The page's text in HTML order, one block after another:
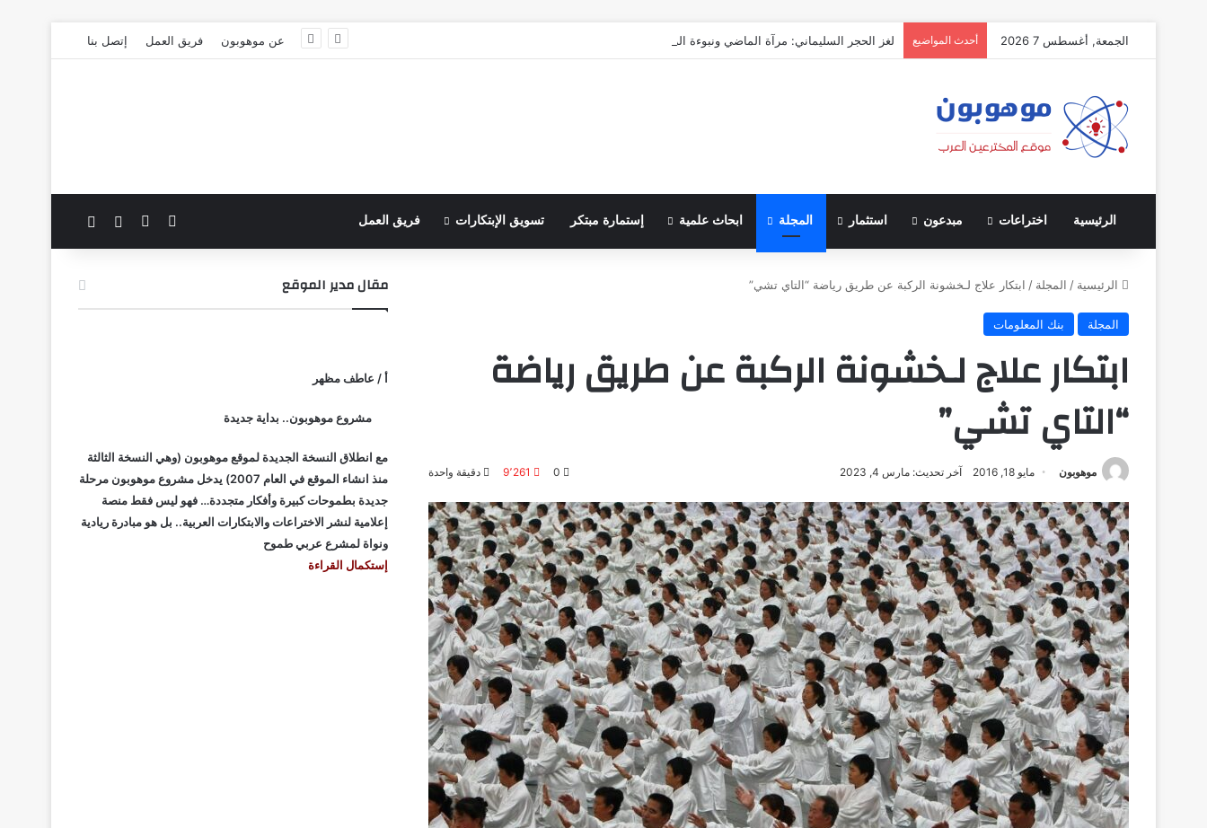
الجمعة, أغسطس 7 2026 أحدث المواضيع لغز الحجر السليماني: مرآة الماضي ونبوءة الزوال عن موهوبون فريق العمل إتصل بنا
الرئيسية اختراعات مبدعون استثمار المجلة ابحاث علمية إستمارة مبتكر تسويق الإبتكارات فريق العمل فيسبوك الوضع المظلم
الرئيسية / المجلة / ابتكار علاج لـخشونة الركبة عن طريق رياضة “التاي تشي”
المجلة بنك المعلومات
ابتكار علاج لـخشونة الركبة عن طريق رياضة
“التاي تشي”
موهوبون مايو 18, 2016 آخر تحديث: مارس 4, 2023 0 9٬261 دقيقة واحدة
مقال مدير الموقع
أ / عاطف مظهر
مشروع موهوبون.. بداية جديدة
مع انطلاق النسخة الجديدة لموقع موهوبون (وهي النسخة الثالثة
منذ انشاء الموقع في العام 2007) يدخل مشروع موهوبون مرحلة
جديدة بطموحات كبيرة وأفكار متجددة… فهو ليس فقط منصة
إعلامية لنشر الاختراعات والابتكارات العربية.. بل هو مبادرة ريادية
ونواة لمشرع عربي طموح
إستكمال القراءة